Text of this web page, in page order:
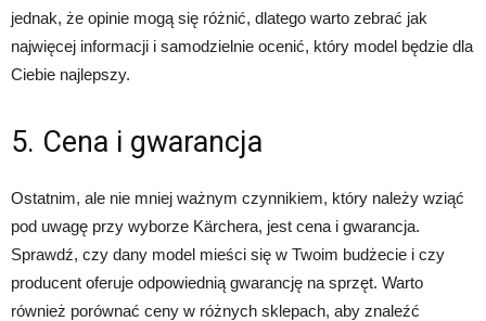
jednak, że opinie mogą się różnić, dlatego warto zebrać jak
najwięcej informacji i samodzielnie ocenić, który model będzie dla
Ciebie najlepszy.
5. Cena i gwarancja
Ostatnim, ale nie mniej ważnym czynnikiem, który należy wziąć
pod uwagę przy wyborze Kärchera, jest cena i gwarancja.
Sprawdź, czy dany model mieści się w Twoim budżecie i czy
producent oferuje odpowiednią gwarancję na sprzęt. Warto
również porównać ceny w różnych sklepach, aby znaleźć